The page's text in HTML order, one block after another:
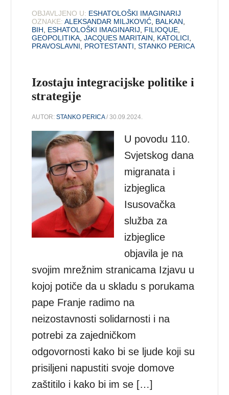
OBJAVLJENO U: ESHATOLOŠKI IMAGINARIJ
OZNAKE: ALEKSANDAR MILJKOVIĆ, BALKAN,
BIH, ESHATOLOŠKI IMAGINARIJ, FILIOQUE,
GEOPOLITIKA,JACQUES MARITAIN, KATOLICI,
PRAVOSLAVNI, PROTESTANTI,STANKO PERICA
Izostaju integracijske politike i
strategije
AUTOR:STANKO PERICA/ 30.09.2024.
U povodu 110.
Svjetskog dana
migranata i
izbjeglica
Isusovačka
služba za
izbjeglice
objavila je na
svojim mrežnim stranicama Izjavu u
kojoj potiče da u skladu s porukama
pape Franje radimo na
neizostavnosti solidarnosti i na
potrebi za zajedničkom
odgovornosti kako bi se ljude koji su
prisiljeni napustiti svoje domove
zaštitilo i kako bi im se […]